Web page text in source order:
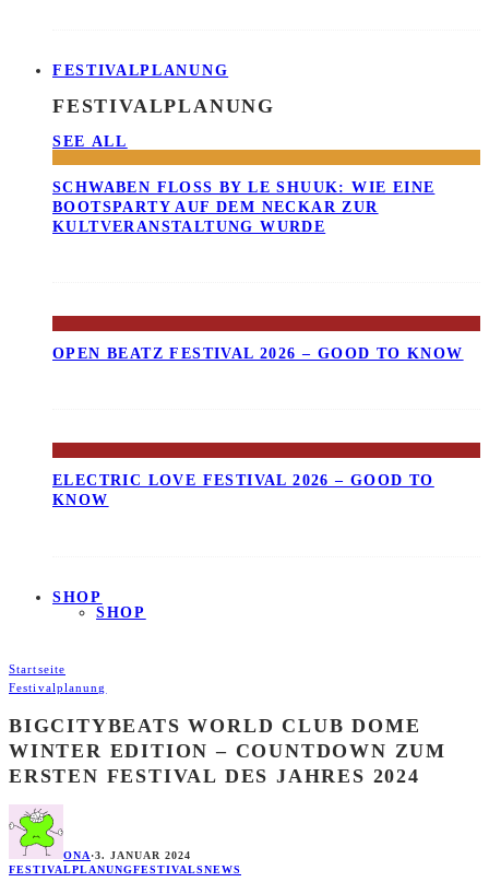
FESTIVALPLANUNG
FESTIVALPLANUNG
SEE ALL
SCHWABEN FLOSS BY LE SHUUK: WIE EINE B
OOTSPARTY AUF DEM NECKAR ZUR K
ULTVERANSTALTUNG WURDE
OPEN BEATZ FESTIVAL 2026 – GOOD TO KNOW
ELECTRIC LOVE FESTIVAL 2026 – GOOD TO
KNOW
SHOP
SHOP
Startseite
Festivalplanung
BIGCITYBEATS WORLD CLUB DOME
WINTER EDITION – COUNTDOWN ZUM
ERSTEN FESTIVAL DES JAHRES 2024
ONA·3. JANUAR 2024
FESTIVALPLANUNGFESTIVALSNEWS